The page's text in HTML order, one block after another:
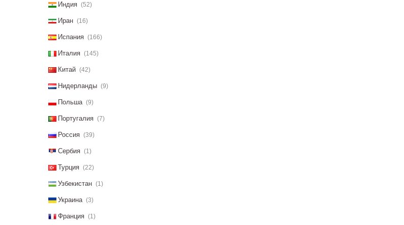
Индия (52)
Иран (16)
Испания (166)
Италия (145)
Китай (42)
Нидерланды (9)
Польша (9)
Португалия (7)
Россия (39)
Сербия (1)
Турция (22)
Узбекистан (1)
Украина (3)
Франция (1)